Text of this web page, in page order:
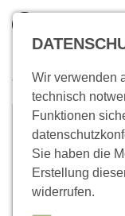
Wo bin ich?
Wir verwenden
technisch
Funktionen
Sie haben die
Erstellung
widerrufen.